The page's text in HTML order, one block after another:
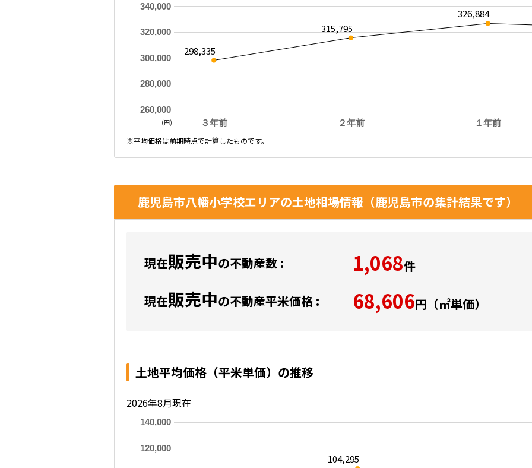
３年前 ２年前 １年前
260,000
280,000
300,000
320,000
340,000
298,335
315,795
326,884
(円)
※平均価格は前期時点で計算したものです。
鹿児島市八幡小学校エリアの土地相場情報（鹿児島市の集計結果です）
現在販売中の不動産数 : 1,068件
現在販売中の不動産平米価格 : 68,606円（㎡単価）
土地平均価格（平米単価）の推移
2026年8月現在
120,000
140,000
104,295